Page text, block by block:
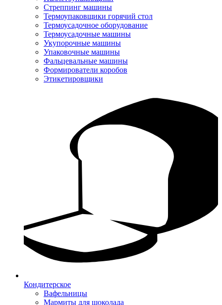
Стреппинг машины
Термоупаковщики горячий стол
Термоусадочное оборудование
Термоусадочные машины
Укупорочные машины
Упаковочные машины
Фальцевальные машины
Формирователи коробов
Этикетировщики
Кондитерское
Вафельницы
Мармиты для шоколада